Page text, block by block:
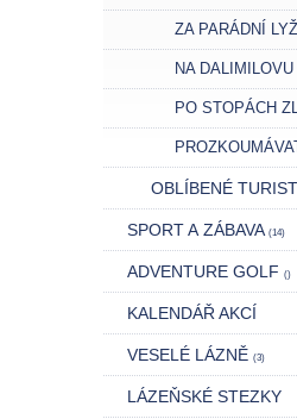
ZA PARÁDNÍ
OBLÍBENÉ
SPORT A ZÁBAVA (14)
ADVENTURE GOLF ()
KALENDÁŘ AKCÍ
VESELÉ LÁZNĚ (3)
LÁZEŇSKÉ STEZKY